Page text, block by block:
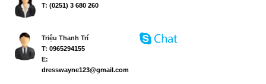
T: (0251) 3 680 260
Triệu Thanh Trí
T: 0965294155
E:
dresswayne123@gmail.com